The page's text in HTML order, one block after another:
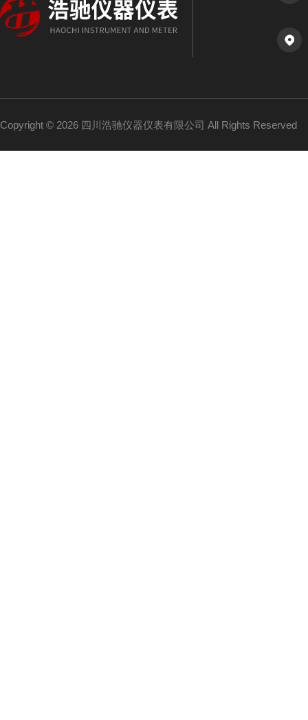
Copyright © 2026 四川浩驰仪器仪表有限公司 All Rights Reserved